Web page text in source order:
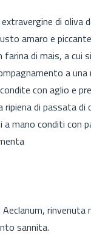
di oliva
amaro e piccante
di mais, a cui
a
con aglio e
di passata di
mano conditi con
sannita.